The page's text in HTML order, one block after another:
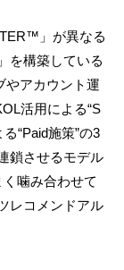
」が異なる
を構築している
やアカウント運
活用による“S
“Paid施策”の3
鎖させるモデル
噛み合わせて
レコメンドアル